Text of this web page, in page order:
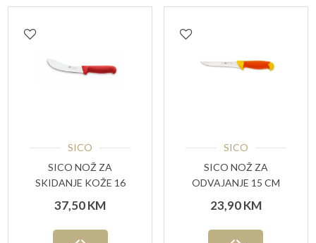
SICO
SICO NOŽ ZA
SKIDANJE KOŽE 16
37,50KM
SICO
SICO NOŽ ZA
ODVAJANJE 15 CM
23,90KM